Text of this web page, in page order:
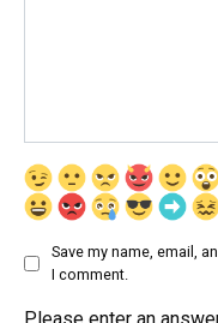
Save my name, email,
I comment.